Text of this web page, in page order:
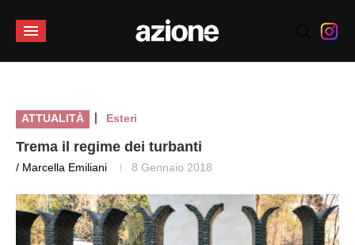
ATTUALITÀ | Esteri
Trema il regime dei turbanti
/ Marcella Emiliani 8 Gennaio 2018